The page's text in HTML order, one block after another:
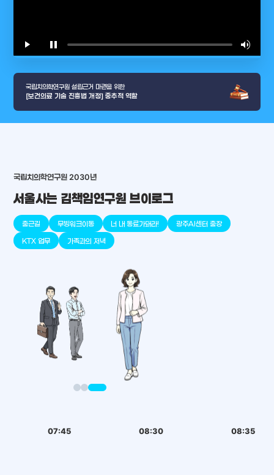
충청남도place
천안
place
세종
place
판교
place
오송
place
대덕
place
원주
play_arrow pause volume_up
국립치의학연구원 설립근거 마련을 위한
[보건의료 기술 진흥법 개정] 중추적 역할
국립치의학연구원 2030년
서울사는 김책임연구원 브이로그
출근길 무빙워크이동 너 내 동료가돼라! 광주AI센터 출장
KTX 업무 가족과의 저녁
07:45 08:30 08:35